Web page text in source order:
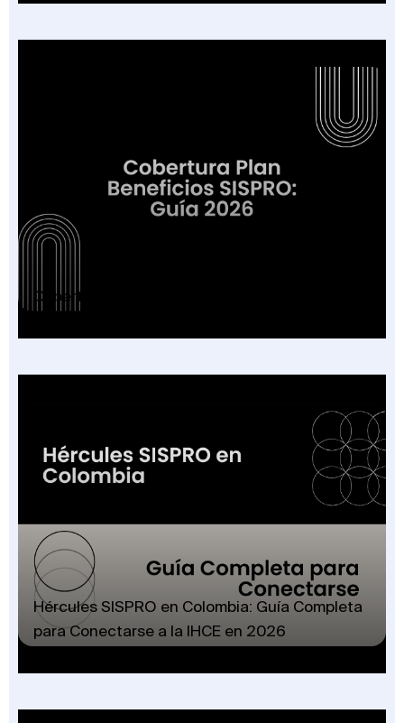
Cobertura Plan Beneficios SISPRO: Guía 2026
Hércules SISPRO en Colombia: Guía Completa
para Conectarse a la IHCE en 2026